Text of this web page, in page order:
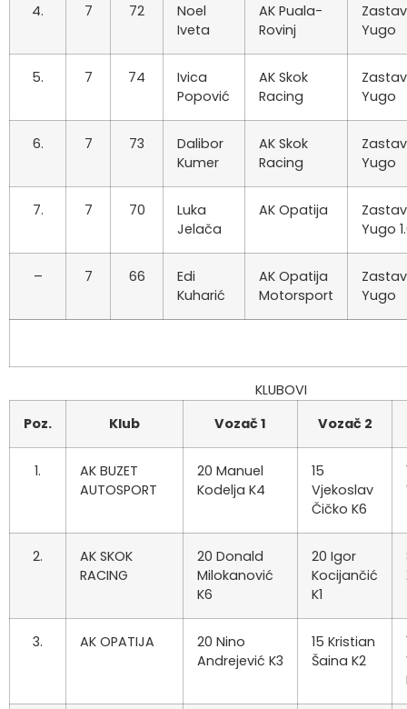
4. 7 72
Noel
Iveta
AK Puala-
Rovinj
Yugo
5. 7 74
Ivica
Popović
AK Skok
Racing
Yugo
6. 7 73
Dalibor
Kumer
AK Skok
Racing
Yugo
7. 7 70
Luka
Jelača
AK Opatija
Yugo
– 7 66
Edi
Kuharić
AK Opatija
Motorsport
Yugo
KLUBOVI
Poz.
Klub Vozač 1 Vozač 2
1.
AK BUZET
AUTOSPORT
20 Manuel
Kodelja K4
15
Vjekoslav
Čičko K6
2.
AK SKOK
RACING
20 Donald
Milokanović
K6
20 Igor
Kocijančić
K1
3. AK OPATIJA
20 Nino
Andrejević K3
15 Kristian
Šaina K2